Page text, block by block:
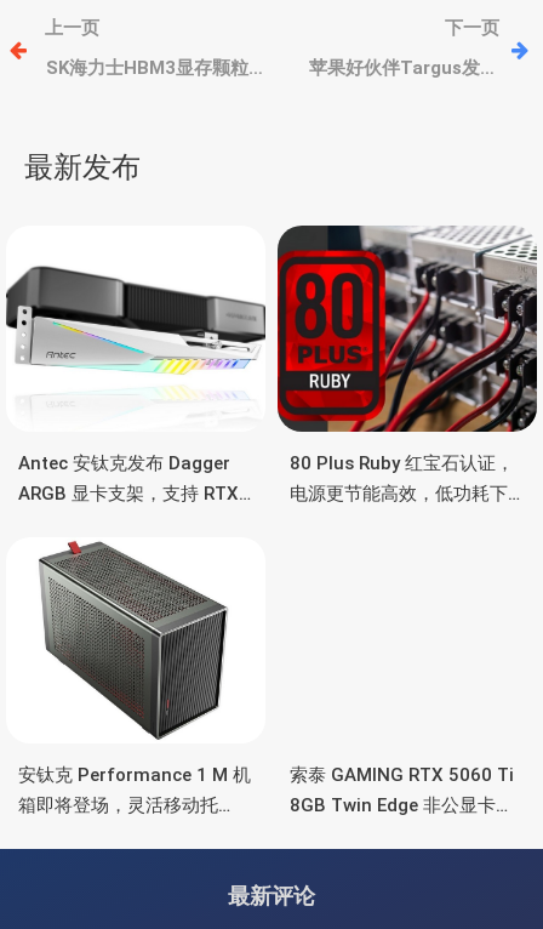
文
章
航
上一页
SK海力士HBM3显存颗粒
下一页
苹果好伙伴Targus发布
最新发布
Antec 安钛克发布 Dagger
ARGB 显卡支架，支持 RTX
彩灯效
80 Plus Ruby 红宝石认证，
电源更节能高效，低功耗下
安钛克 Performance 1 M 机
箱即将登场，灵活移动托
索泰 GAMING RTX 5060 Ti
8GB Twin Edge 非公显卡，
最新评论